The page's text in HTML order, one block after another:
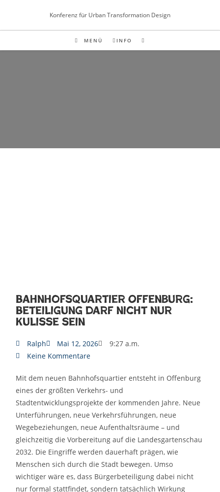
Konferenz für Urban Transformation Design
MENÜ INFO
Bahnhofsquartier Offenburg:
Beteiligung darf nicht nur
Kulisse sein
Ralph Mai 12, 2026
9:27 a.m.
Keine Kommentare
Mit dem neuen Bahnhofsquartier entsteht in Offenburg
eines der größten Verkehrs- und
Stadtentwicklungsprojekte der kommenden Jahre. Neue
Unterführungen, neue Verkehrsführungen, neue
Wegebeziehungen, neue Aufenthaltsräume – und
gleichzeitig die Vorbereitung auf die Landesgartenschau
2032. Die Eingriffe werden dauerhaft prägen, wie
Menschen sich durch die Stadt bewegen. Umso
wichtiger wäre es, dass Bürgerbeteiligung dabei nicht
nur formal stattfindet, sondern tatsächlich Wirkung